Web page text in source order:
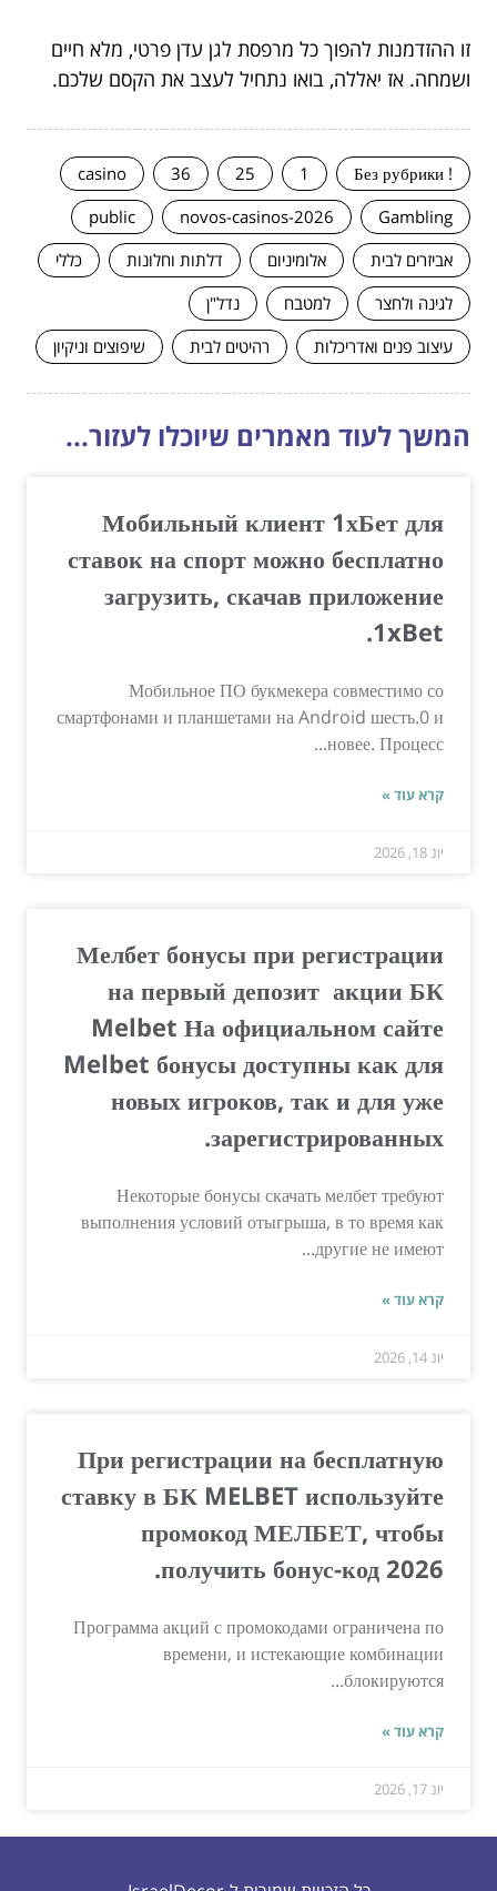
זו ההזדמנות להפוך כל מרפסת לגן עדן פרטי, מלא חיים
ושמחה. אז יאללה, בואו נתחיל לעצב את הקסם שלכם.
! Без рубрики
1
25
36
casino
Gambling
novos-casinos-2026
public
אביזרים לבית
אלומיניום דלתות וחלונות
כללי
לגינה ולחצר
למטבח
נדל"ן
עיצוב פנים ואדריכלות
רהיטים לבית שיפוצים וניקיון
המשך לעוד מאמרים שיוכלו לעזור...
Мобильный клиент 1хБет для
ставок на спорт можно бесплатно
загрузить, скачав приложение
1xBet.
Мобильное ПО букмекера совместимо со
смартфонами и планшетами на Android шесть.0 и
новее. Процесс...
קרא עוד »
יונ 18, 2026
Мелбет бонусы при регистрации
на первый депозит ️ акции БК
Melbet На официальном сайте
Melbet бонусы доступны как для
новых игроков, так и для уже
зарегистрированных.
Некоторые бонусы скачать мелбет требуют
выполнения условий отыгрыша, в то время как
другие не имеют...
קרא עוד »
יונ 14, 2026
При регистрации на бесплатную
ставку в БК MELBET используйте
промокод МЕЛБЕТ, чтобы
получить бонус-код 2026.
Программа акций с промокодами ограничена по
времени, и истекающие комбинации
блокируются...
קרא עוד »
יונ 17, 2026